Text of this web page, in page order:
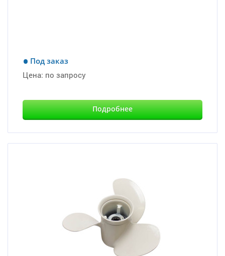
Под заказ
Цена: по запросу
Подробнее